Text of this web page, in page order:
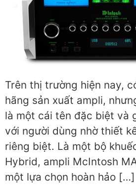
Trên thị trường hiện nay,
hãng sản xuất ampli,
là một cái tên đặc biệt và
với người dùng nhờ thiết
riêng biệt. Là một bộ
Hybrid, ampli McIntosh
một lựa chọn hoàn hảo […]